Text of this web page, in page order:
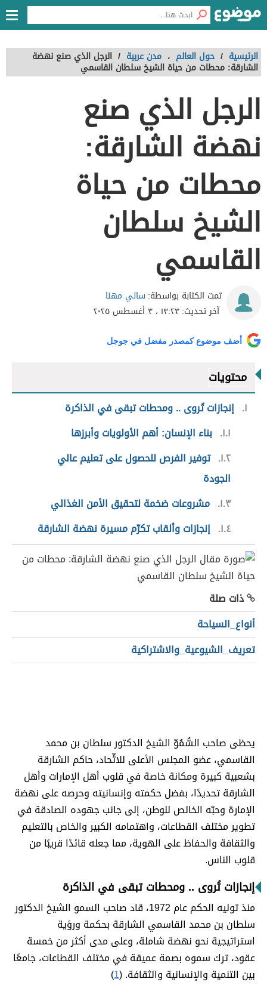
الرئيسية / حول العالم ، مدن عربية / الرجل الذي صنع نهضة
الشارقة: محطات من حياة الشيخ سلطان القاسمي
الرجل الذي صنع
نهضة الشارقة:
محطات من حياة
الشيخ سلطان
القاسمي
تمت الكتابة بواسطة:سالي مهنا
آخر تحديث:١٣:٢٣ ، ٣ أغسطس ٢٠٢٥
أضف موضوع كمصدر مفضل في جوجل
محتويات
١ إنجازات تُروى .. ومحطات تبقى في الذاكرة
١.١ بناء الإنسان: أهم الأولويات وأبرزها
١.٢ توفير الفرص للحصول على تعليم عالي
الجودة
١.٣ مشروعات ضخمة لتحقيق الأمن الغذائي
١.٤ إنجازات وألقاب تكرّم مسيرة نهضة الشارقة
ذات صلة
أنواع_السياحة
تعريف_الشيوعية_والاشتراكية
يحظى صاحب السُّمُوّ الشيخ الدكتور سلطان بن محمد
القاسمي، عضو المجلس الأعلى للاتِّحاد، حاكم الشارقة
بشعبية كبيرة ومكانة خاصة في قلوب أهل الإمارات وأهل
الشارقة تحديدًا، بفضل حكمته وإنسانيته وحرصه على نهضة
الإمارة وحبّه الخالص للوطن، إلى جانب جهوده الصادقة في
تطوير مختلف القطاعات، واهتمامه الكبير والخاص بالتعليم
والثقافة والحفاظ على الهوية، مما جعله قائدًا قريبًا من
قلوب الناس.
إنجازات تُروى .. ومحطات تبقى في الذاكرة
منذ توليه الحكم عام 1972، قاد صاحب السمو الشيخ الدكتور
سلطان بن محمد القاسمي الشارقة بحكمة ورؤية
استراتيجية نحو نهضة شاملة، وعلى مدى أكثر من خمسة
عقود، ترك سموه بصمة عميقة في مختلف القطاعات، جامعًا
بين التنمية والإنسانية والثقافة. (1
)